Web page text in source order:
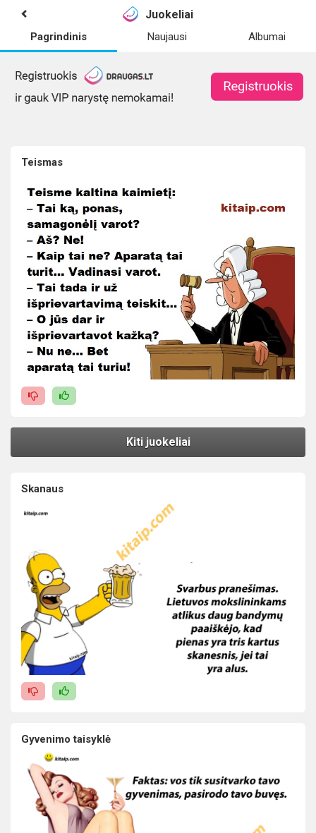
Juokeliai
Pagrindinis Naujausi Albumai
Teismas
Kiti juokeliai
Skanaus
Gyvenimo taisyklė